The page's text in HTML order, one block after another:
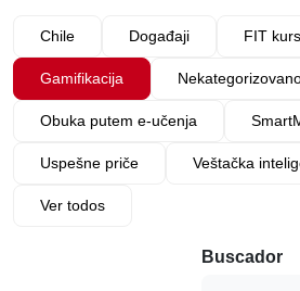
Chile Događaji FIT
Gamifikacija
Obuka putem e-učenja
Uspešne priče Veštačka
Ver todos
Buscador